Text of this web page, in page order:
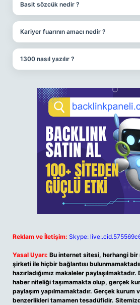
Basit sözcük nedir ?
Kariyer fuarının amacı nedir ?
1300 nasıl yazılır ?
Reklam ve İletişim: Skype:
Yasal Uyarı: Bu internet sitesi, herhangi bir
şirketi ile hiçbir bağlantısı
hazırladığımız makaleler
haber niteliği taşımamakta olup, gerçek
paylaşım yapılmamaktadır. Gerçek kurum
benzerlikleri tamamen tesadüfidir.